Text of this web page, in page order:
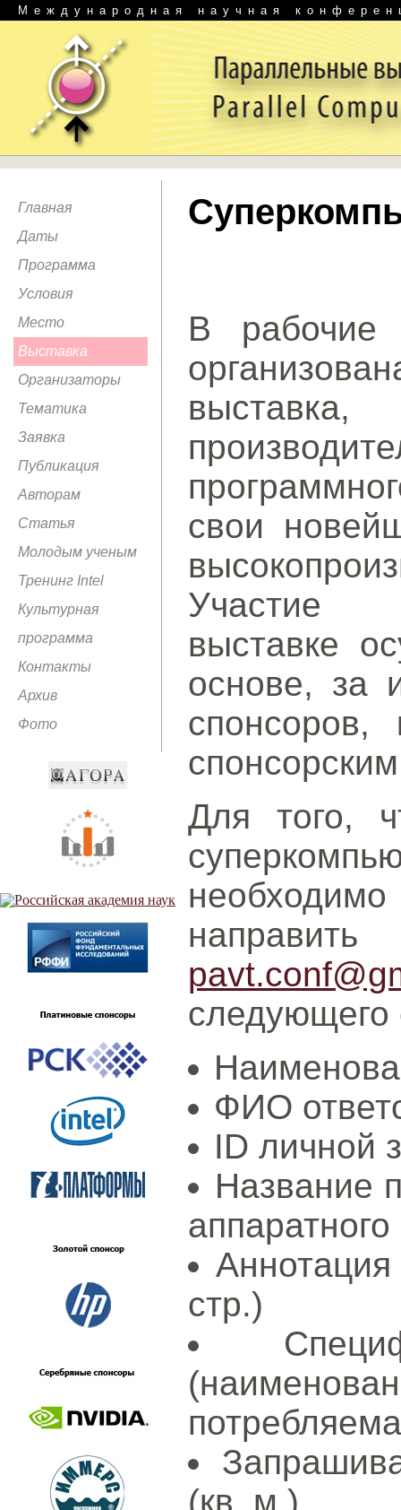
Международная научная
Главная
Даты
Программа
Условия
Место
Выставка
Организаторы
Тематика
Заявка
Публикация
Авторам
Статья
Молодым ученым
Тренинг Intel
Культурная
программа
Контакты
Архив
Фото
В рабочие
свои
Участие
выставке
основе, за
спонсоров,
Для того,
следующего
ФИО
ID личной
Название
стр.)
(кв. м.)